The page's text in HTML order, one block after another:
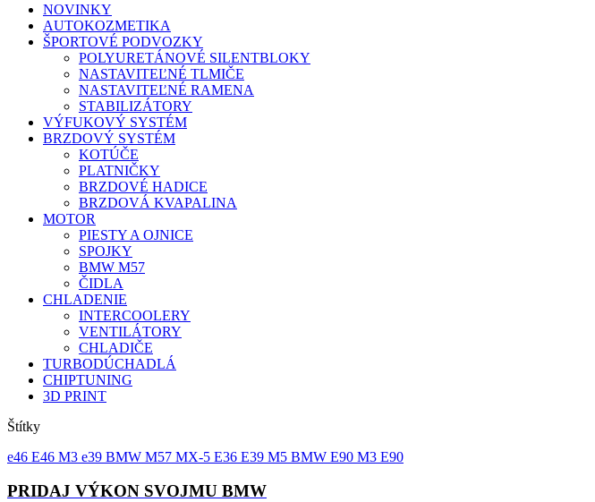
NOVINKY
AUTOKOZMETIKA
ŠPORTOVÉ PODVOZKY
POLYURETÁNOVÉ SILENTBLOKY
NASTAVITEĽNÉ TLMIČE
NASTAVITEĽNÉ RAMENA
STABILIZÁTORY
VÝFUKOVÝ SYSTÉM
BRZDOVÝ SYSTÉM
KOTÚČE
PLATNIČKY
BRZDOVÉ HADICE
BRZDOVÁ KVAPALINA
MOTOR
PIESTY A OJNICE
SPOJKY
BMW M57
ČIDLA
CHLADENIE
INTERCOOLERY
VENTILÁTORY
CHLADIČE
TURBODÚCHADLÁ
CHIPTUNING
3D PRINT
Štítky
e46 E46 M3 e39 BMW M57 MX-5 E36 E39 M5 BMW E90 M3 E90
PRIDAJ VÝKON SVOJMU BMW